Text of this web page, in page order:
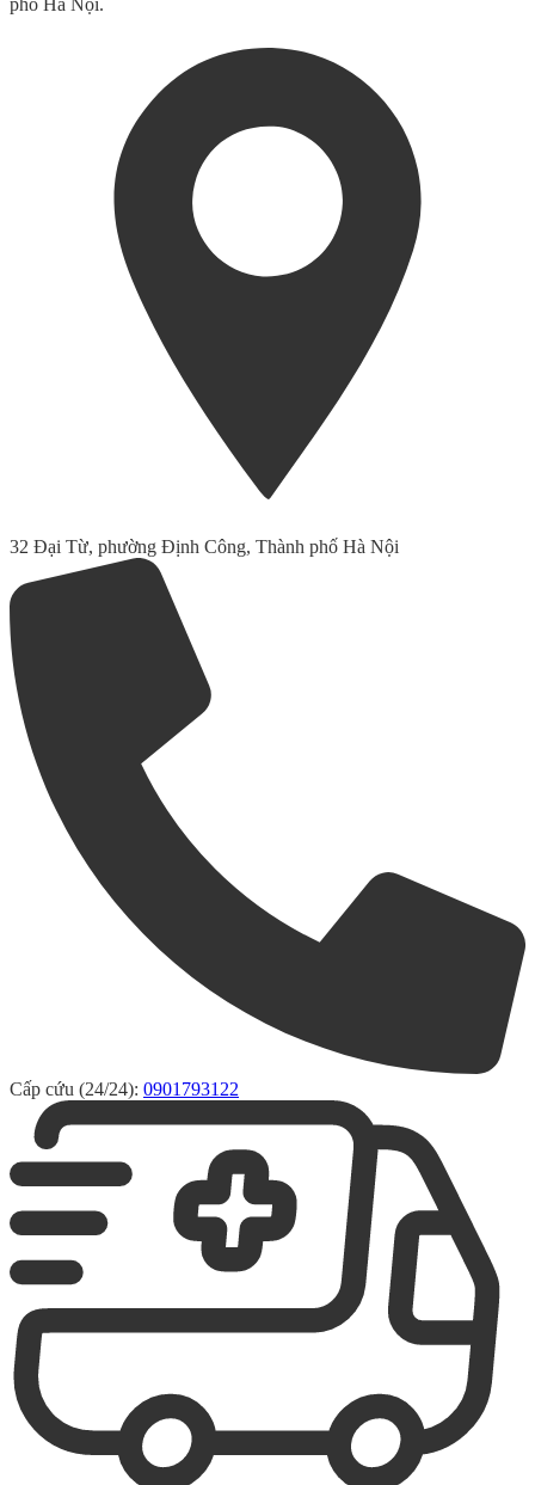
phố Hà Nội.
32 Đại Từ, phường Định Công, Thành phố Hà Nội
Cấp cứu (24/24): 0901793122